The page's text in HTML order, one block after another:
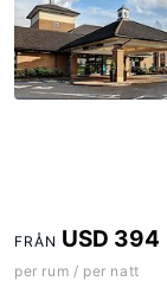
FRÅN USD 394
per rum / per natt